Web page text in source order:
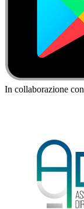
In collaborazione con